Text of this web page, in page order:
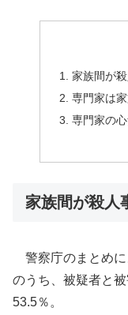
家族間が
専門家は
専門家の
家族間が殺人
警察庁のまとめに
のうち、被疑者と
53.5％。